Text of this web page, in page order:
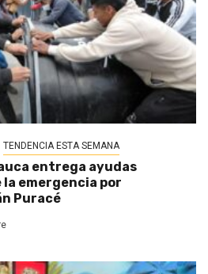
TENDENCIA ESTA SEMANA
entrega ayudas
emergencia por
Puracé